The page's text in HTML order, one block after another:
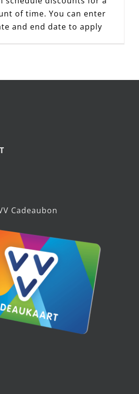
of time. You can enter
and end date to apply
Cadeaubon